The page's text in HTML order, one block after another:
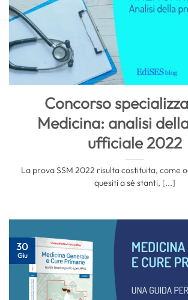
Concorso
Medicina: analisi
ufficiale 2022
La prova SSM 2022 risulta costituita, come
quesiti a sé stanti, [...]
30
Giu